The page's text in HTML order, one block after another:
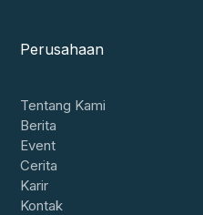
Perusahaan
Tentang Kami
Berita
Event
Cerita
Karir
Kontak